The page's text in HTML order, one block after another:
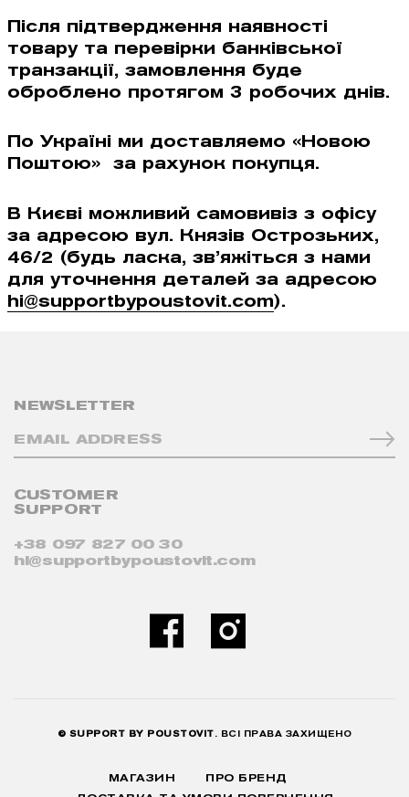
Після підтвердження наявності
товару та перевірки банківської
транзакції, замовлення буде
оброблено протягом 3 робочих днів.
По Українi ми доставляемо «Новою
Поштою» за рахунок покупця.
В Києвi можливий самовивiз з офiсу
за адресою вул. Князів Острозьких,
46/2 (будь ласка, зв’яжiться з нами
для уточнення деталей за адресою
hi@supportbypoustovit.com).
NEWSLETTER
CUSTOMER
SUPPORT
+38 097 827 00 30
hi@supportbypoustovit.com
© SUPPORT BY POUSTOVIT. ВСІ ПРАВА ЗАХИЩЕНО
МАГАЗИН
ПРО БРЕНД